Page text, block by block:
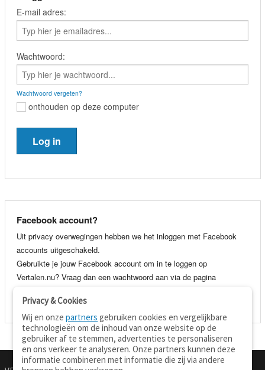
E-mail adres:
Wachtwoord:
Wachtwoord vergeten?
onthouden op deze computer
Facebook account?
Uit privacy overwegingen hebben we het inloggen met Facebook
accounts uitgeschakeld.
Gebruikte je jouw Facebook account om in te loggen op
Vertalen.nu? Vraag dan een wachtwoord aan via de pagina
je e-mail adres en wachtwoord.
Privacy & Cookies
Wij en onzepartners gebruiken cookies en vergelijkbare
technologieën om de inhoud van onze website op de
gebruiker af te stemmen, advertenties te personaliseren
en ons verkeer te analyseren. Onze partners kunnen deze
informatie combineren met informatie die zij via andere